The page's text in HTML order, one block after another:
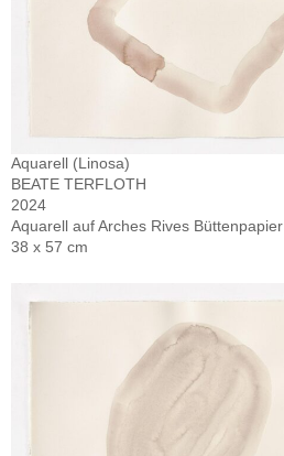
Aquarell (Linosa)
BEATE TERFLOTH
2024
Aquarell auf Arches Rives Büttenpapier
38 x 57 cm